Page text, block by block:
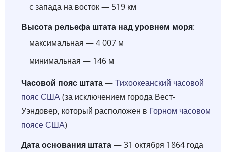
c запада на восток — 519 км
Высота рельефа штата над уровнем моря:
максимальная — 4 007 м
минимальная — 146 м
Часовой пояс штата—Тихоокеанский часовой
пояс США(за исключением города Вест-
Уэндовер, который расположен в Горном часовом
поясе США)
Дата основания штата— 31 октября 1864 года